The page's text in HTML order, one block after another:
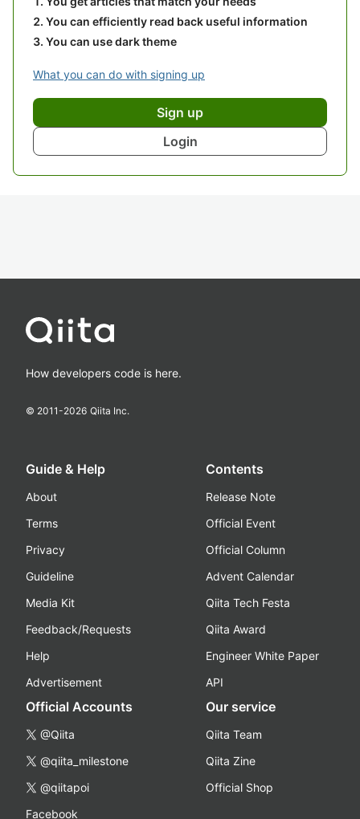
You can efficiently read back useful information
You can use dark theme
What you can do with signing up
Sign up
Login
How developers code is here.
© 2011-2026 Qiita Inc.
Guide & Help
About
Terms
Privacy
Guideline
Media Kit
Feedback/Requests
Help
Advertisement
Contents
Release Note
Official Event
Official Column
Advent Calendar
Qiita Tech Festa
Qiita Award
Engineer White Paper
API
Official Accounts
@Qiita
@qiita_milestone
@qiitapoi
Facebook
Our service
Qiita Team
Qiita Zine
Official Shop